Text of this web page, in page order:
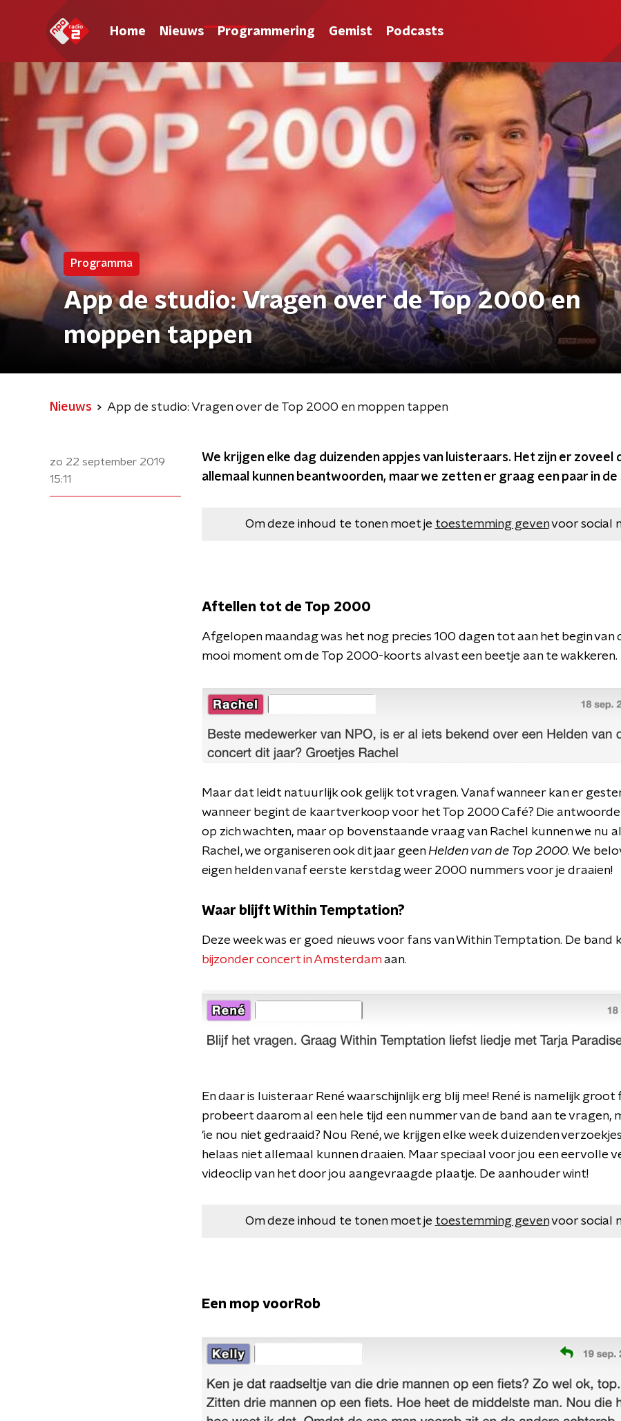
Home Nieuws Programmering Gemist Podcasts
Programma
App de studio: Vragen over de Top 2000 en
moppen tappen
Nieuws App de studio: Vragen over de Top 2000 en moppen tappen
zo 22 september 2019
15:11
We krijgen elke dag duizenden appjes van luisteraars. Het zijn er zoveel
allemaal kunnen beantwoorden, maar we zetten er graag een paar in
Om deze inhoud te tonen moet je toestemming gevenvoor social
Aftellen tot de Top 2000
Afgelopen maandag was het nog precies 100 dagen tot aan het begin van
mooi moment om de Top 2000-koorts alvast een beetje aan te wakkeren.
Maar dat leidt natuurlijk ook gelijk tot vragen. Vanaf wanneer kan er
wanneer begint de kaartverkoop voor het Top 2000 Café? Die
op zich wachten, maar op bovenstaande vraag van Rachel kunnen we nu
Rachel, we organiseren ook dit jaar geenHelden van de Top 2000. We
eigen helden vanaf eerste kerstdag weer 2000 nummers voor je draaien!
Waar blijft Within Temptation?
Deze week was er goed nieuws voor fans van Within Temptation. De band
bijzonder concert in Amsterdam aan.
En daar is luisteraar René waarschijnlijk erg blij mee! René is namelijk groot
probeert daarom al een hele tijd een nummer van de band aan te vragen,
'ie nou niet gedraaid? Nou René, we krijgen elke week duizenden
helaas niet allemaal kunnen draaien. Maar speciaal voor jou een eervolle
videoclip van het door jou aangevraagde plaatje. De aanhouder wint!
Om deze inhoud te tonen moet je toestemming gevenvoor social
Een mop voorRob